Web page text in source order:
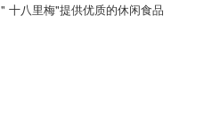
" 十八里梅"提供优质的休闲食品